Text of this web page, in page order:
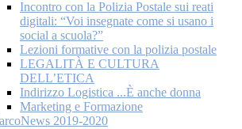
Incontro con la Polizia Postale sui reati
digitali: “Voi insegnate come si usano i
social a scuola?”
Lezioni formative con la polizia postale
LEGALITÀ E CULTURA
DELL’ETICA
Indirizzo Logistica ...È anche donna
Marketing e Formazione
2019-2020